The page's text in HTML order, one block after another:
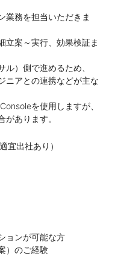
業務を担当いただきま
立案～実行、効果検証ま
）側で進めるため、
ニアとの連携などが主な
を使用しますが、
あります。
宜出社あり）
ョンが可能な方
）のご経験